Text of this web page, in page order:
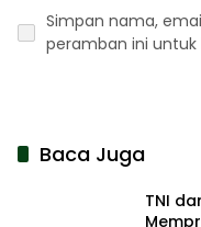
Simpan nama,
peramban ini
Baca Juga
TNI